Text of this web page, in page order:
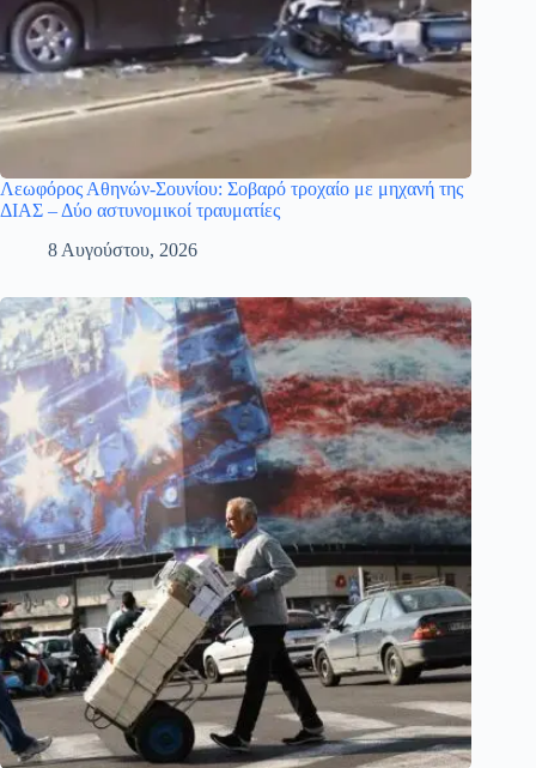
Λεωφόρος Αθηνών-Σουνίου: Σοβαρό τροχαίο με μηχανή της
ΔΙΑΣ – Δύο αστυνομικοί τραυματίες
8 Αυγούστου, 2026